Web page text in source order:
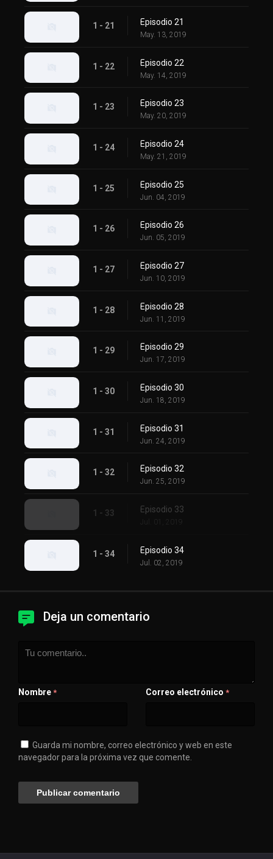
1 - 21 Episodio 21
May. 13, 2019
1 - 22 Episodio 22
May. 14, 2019
1 - 23 Episodio 23
May. 20, 2019
1 - 24 Episodio 24
May. 21, 2019
1 - 25 Episodio 25
Jun. 04, 2019
1 - 26 Episodio 26
Jun. 05, 2019
1 - 27 Episodio 27
Jun. 10, 2019
1 - 28 Episodio 28
Jun. 11, 2019
1 - 29 Episodio 29
Jun. 17, 2019
1 - 30 Episodio 30
Jun. 18, 2019
1 - 31 Episodio 31
Jun. 24, 2019
1 - 32 Episodio 32
Jun. 25, 2019
1 - 33 Episodio 33
Jul. 01, 2019
1 - 34 Episodio 34
Jul. 02, 2019
Deja un comentario
Nombre * Correo electrónico *
Guarda mi nombre, correo electrónico y web en este
navegador para la próxima vez que comente.